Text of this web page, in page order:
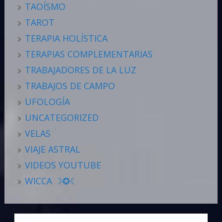
TAOÍSMO
TAROT
TERAPIA HOLÍSTICA
TERAPIAS COMPLEMENTARIAS
TRABAJADORES DE LA LUZ
TRABAJOS DE CAMPO
UFOLOGÍA
UNCATEGORIZED
VELAS
VIAJE ASTRAL
VIDEOS YOUTUBE
WICCA ☽✪☾